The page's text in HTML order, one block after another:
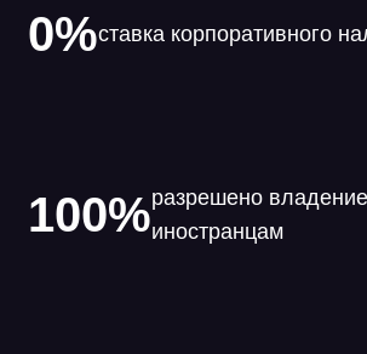
0%ставка корпоративного
100%разрешено
иностранцам